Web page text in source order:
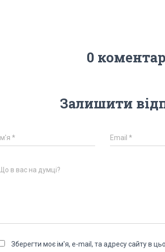
0
Залишити
Ім'я * Email*
Що в вас на думці?
Зберегти моє ім'я, e-mail, та адресу сайту в